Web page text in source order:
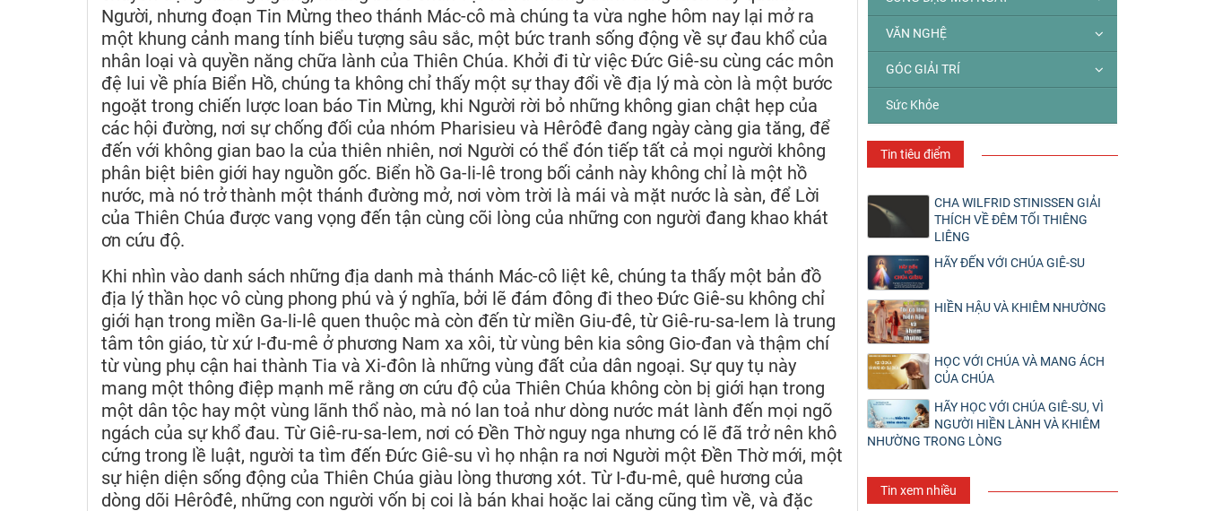
Người, nhưng đoạn Tin Mừng theo thánh Mác-cô mà chúng ta vừa nghe hôm nay lại mở ra
một khung cảnh mang tính biểu tượng sâu sắc, một bức tranh sống động về sự đau khổ của
nhân loại và quyền năng chữa lành của Thiên Chúa. Khởi đi từ việc Đức Giê-su cùng các môn
đệ lui về phía Biển Hồ, chúng ta không chỉ thấy một sự thay đổi về địa lý mà còn là một bước
ngoặt trong chiến lược loan báo Tin Mừng, khi Người rời bỏ những không gian chật hẹp của
các hội đường, nơi sự chống đối của nhóm Pharisieu và Hêrôđê đang ngày càng gia tăng, để
đến với không gian bao la của thiên nhiên, nơi Người có thể đón tiếp tất cả mọi người không
phân biệt biên giới hay nguồn gốc. Biển hồ Ga-li-lê trong bối cảnh này không chỉ là một hồ
nước, mà nó trở thành một thánh đường mở, nơi vòm trời là mái và mặt nước là sàn, để Lời
của Thiên Chúa được vang vọng đến tận cùng cõi lòng của những con người đang khao khát
ơn cứu độ.
Khi nhìn vào danh sách những địa danh mà thánh Mác-cô liệt kê, chúng ta thấy một bản đồ
địa lý thần học vô cùng phong phú và ý nghĩa, bởi lẽ đám đông đi theo Đức Giê-su không chỉ
giới hạn trong miền Ga-li-lê quen thuộc mà còn đến từ miền Giu-đê, từ Giê-ru-sa-lem là trung
tâm tôn giáo, từ xứ I-đu-mê ở phương Nam xa xôi, từ vùng bên kia sông Gio-đan và thậm chí
từ vùng phụ cận hai thành Tia và Xi-đôn là những vùng đất của dân ngoại. Sự quy tụ này
mang một thông điệp mạnh mẽ rằng ơn cứu độ của Thiên Chúa không còn bị giới hạn trong
một dân tộc hay một vùng lãnh thổ nào, mà nó lan toả như dòng nước mát lành đến mọi ngõ
ngách của sự khổ đau. Từ Giê-ru-sa-lem, nơi có Đền Thờ nguy nga nhưng có lẽ đã trở nên khô
cứng trong lề luật, người ta tìm đến Đức Giê-su vì họ nhận ra nơi Người một Đền Thờ mới, một
sự hiện diện sống động của Thiên Chúa giàu lòng thương xót. Từ I-đu-mê, quê hương của
dòng dõi Hêrôđê, những con người vốn bị coi là bán khai hoặc lai căng cũng tìm về, và đặc
VĂN NGHỆ
GÓC GIẢI TRÍ
Sức Khỏe
Tin tiêu điểm
CHA WILFRID STINISSEN GIẢI
THÍCH VỀ ĐÊM TỐI THIÊNG
LIÊNG
HÃY ĐẾN VỚI CHÚA GIÊ-SU
HIỀN HẬU VÀ KHIÊM NHƯỜNG
HỌC VỚI CHÚA VÀ MANG ÁCH
CỦA CHÚA
HÃY HỌC VỚI CHÚA GIÊ-SU, VÌ
NGƯỜI HIỀN LÀNH VÀ KHIÊM
NHƯỜNG TRONG LÒNG
Tin xem nhiều